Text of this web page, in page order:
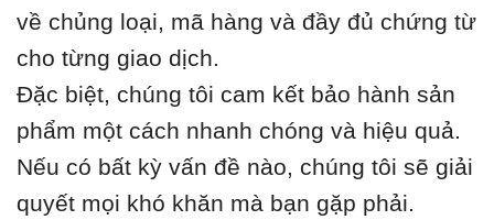
về chủng loại, mã hàng và đầy đủ chứng từ
cho từng giao dịch.
Đặc biệt, chúng tôi cam kết bảo hành sản
phẩm một cách nhanh chóng và hiệu quả.
Nếu có bất kỳ vấn đề nào, chúng tôi sẽ giải
quyết mọi khó khăn mà bạn gặp phải.